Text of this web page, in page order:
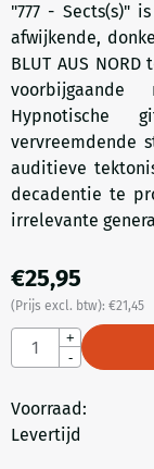
"777 - Sects(s)"
afwijkende,
BLUT AUS
voorbijgaande
Hypnotische
vervreemdende
auditieve
decadentie te
irrelevante
€25,95
(Prijs excl. btw): €21,45
Aantal
+
-
Voorraad:
Levertijd